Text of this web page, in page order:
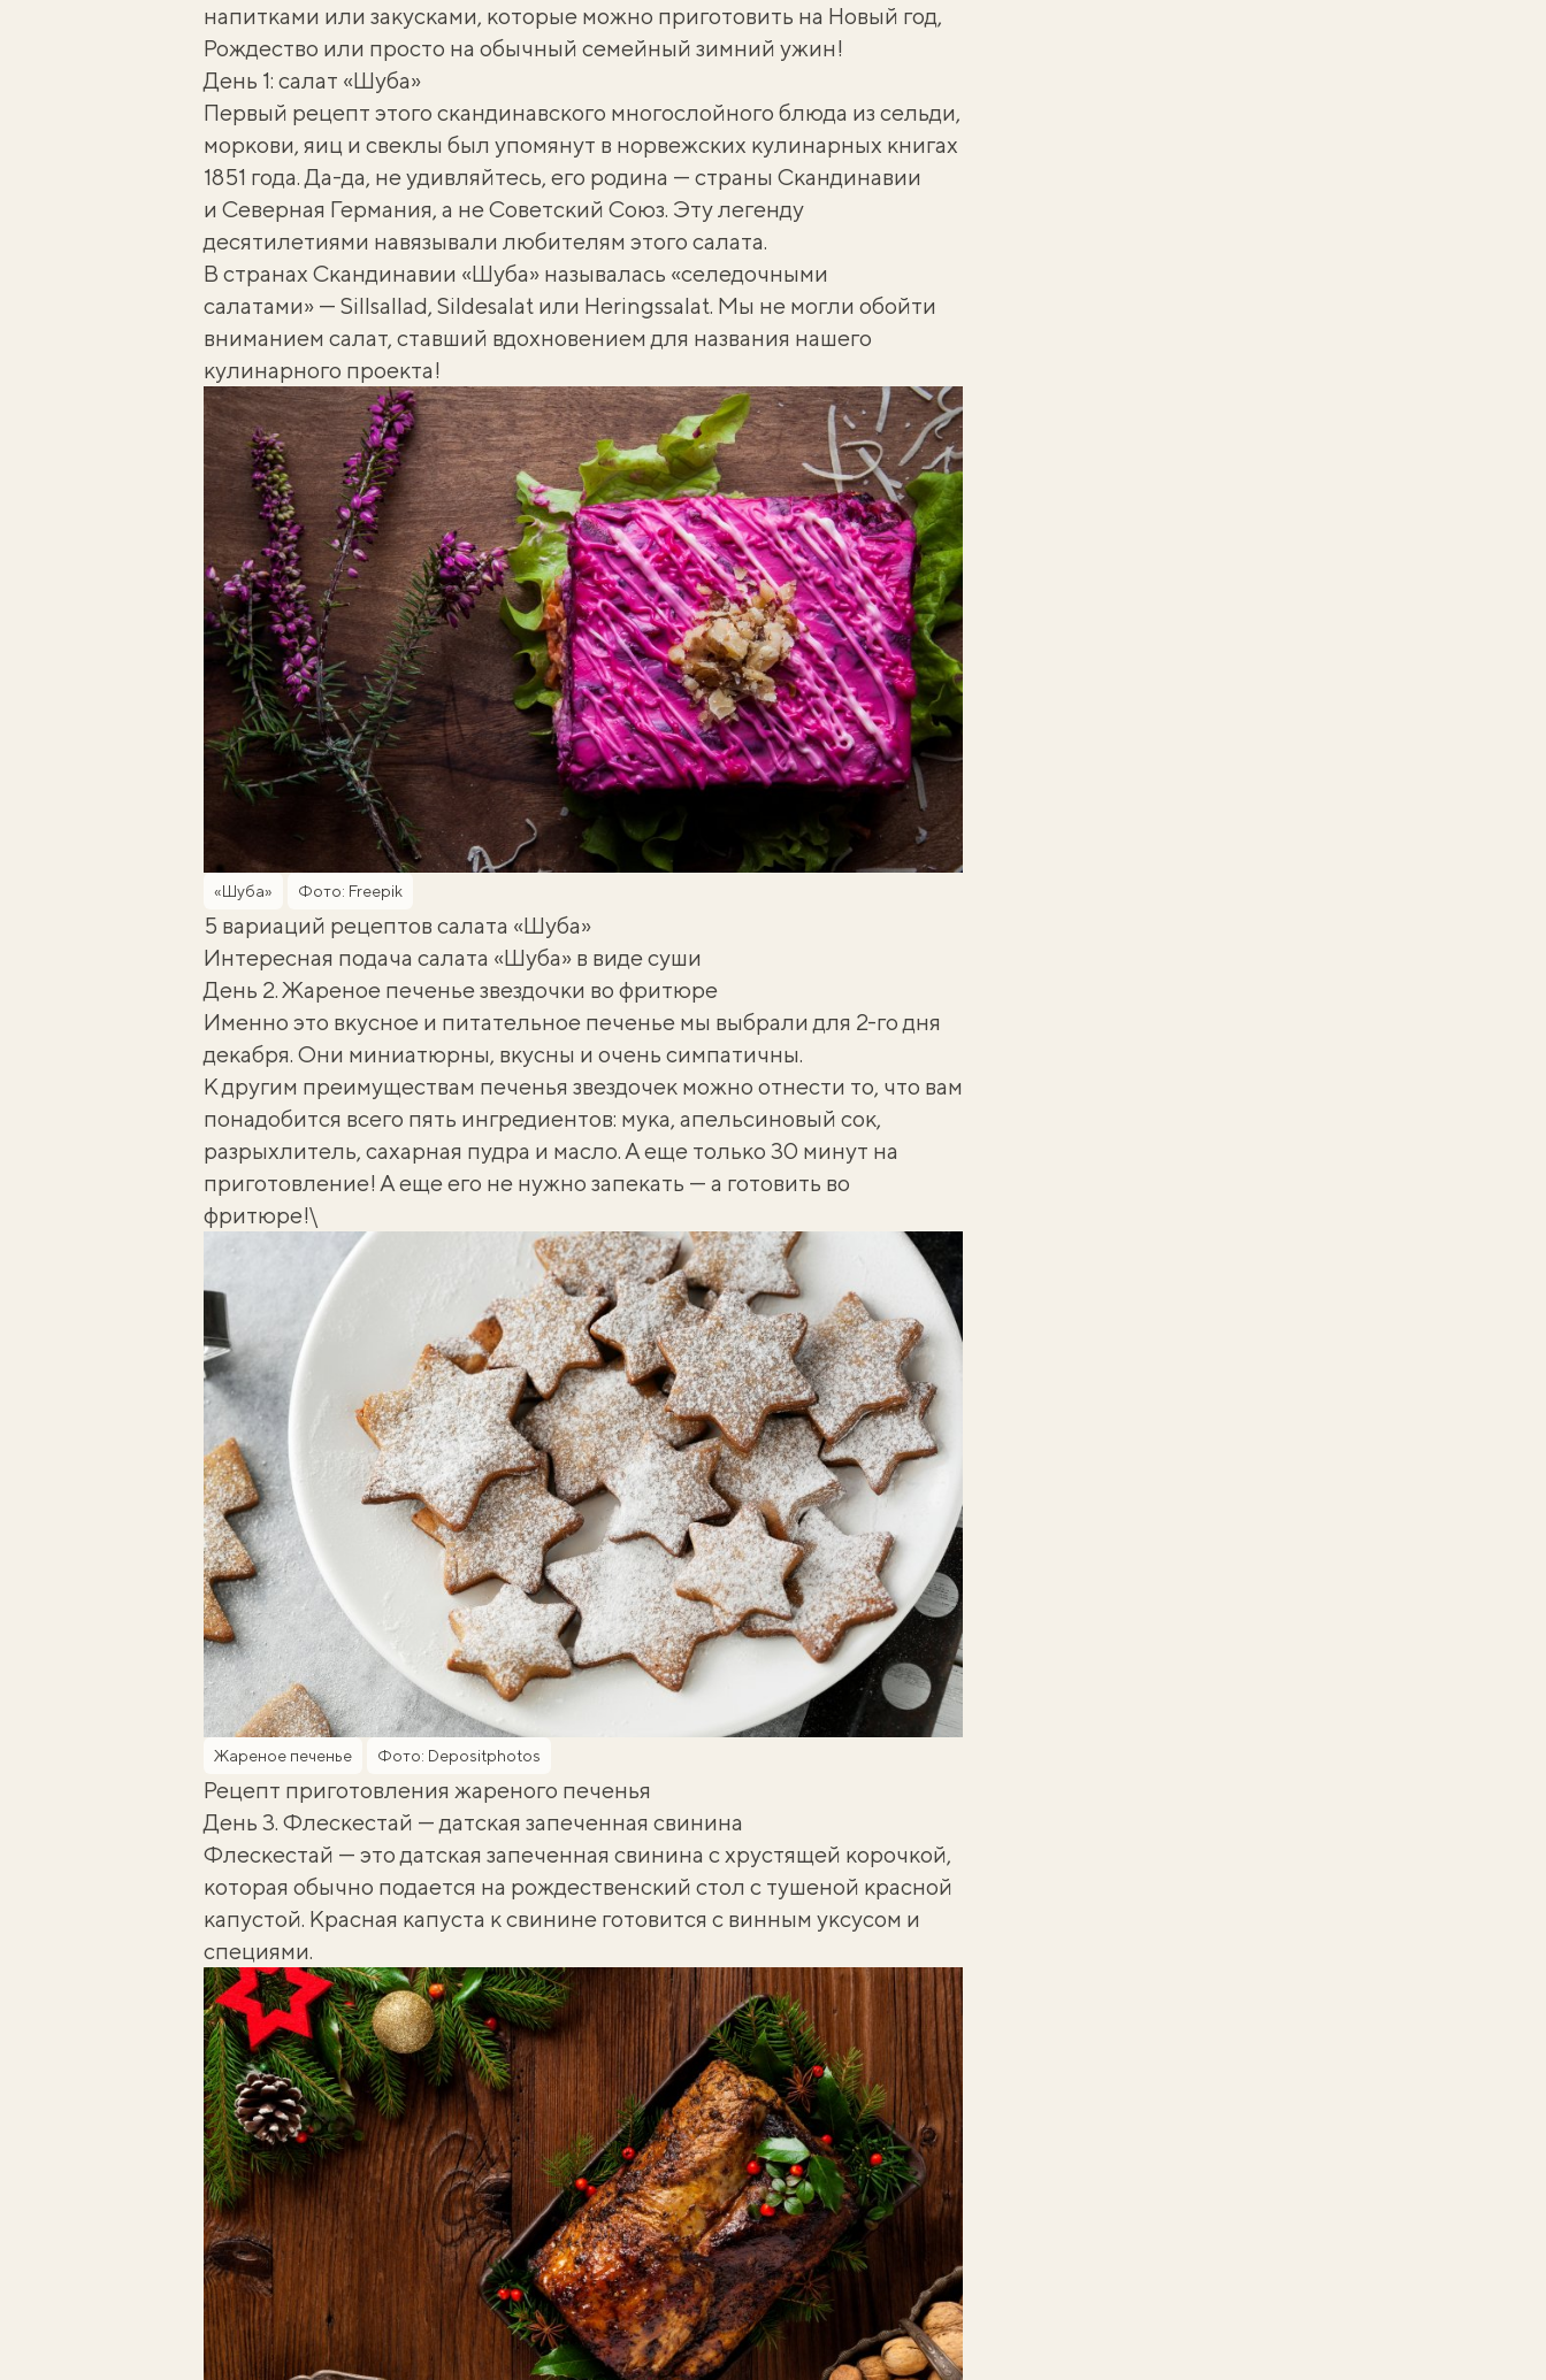
напитками или закусками, которые можно приготовить на Новый год,
Рождество или просто на обычный семейный зимний ужин!
День 1: салат «Шуба»
Первый рецепт этого скандинавского многослойного блюда из сельди,
моркови, яиц и свеклы был упомянут в норвежских кулинарных книгах
1851 года. Да-да, не удивляйтесь, его родина — страны Скандинавии
и Северная Германия, а не Советский Союз. Эту легенду
десятилетиями навязывали любителям этого салата.
В странах Скандинавии «Шуба» называлась «селедочными
салатами» — Sillsallad, Sildesalat или Heringssalat. Мы не могли обойти
вниманием салат, ставший вдохновением для названия нашего
кулинарного проекта!
«Шуба» Фото: Freepik
5 вариаций рецептов салата «Шуба»
Интересная подача салата «Шуба» в виде суши
День 2. Жареное печенье звездочки во фритюре
Именно это вкусное и питательное печенье мы выбрали для 2-го дня
декабря. Они миниатюрны, вкусны и очень симпатичны.
К другим преимуществам печенья звездочек можно отнести то, что вам
понадобится всего пять ингредиентов: мука, апельсиновый сок,
разрыхлитель, сахарная пудра и масло. А еще только 30 минут на
приготовление! А еще его не нужно запекать — а готовить во
фритюре!\
Жареное печенье Фото: Depositphotos
Рецепт приготовления жареного печенья
День 3. Флескестай — датская запеченная свинина
Флескестай — это датская запеченная свинина с хрустящей корочкой,
которая обычно подается на рождественский стол с тушеной красной
капустой. Красная капуста к свинине готовится с винным уксусом и
специями.